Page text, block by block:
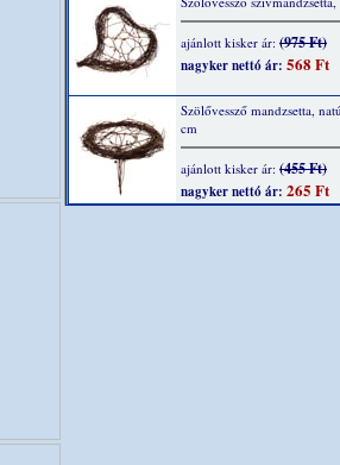
ajánlott kisker ár: (975 Ft)
nagyker nettó ár: 568 Ft
Szölővessző mandzsetta,
cm
ajánlott kisker ár: (455 Ft)
nagyker nettó ár: 265 Ft